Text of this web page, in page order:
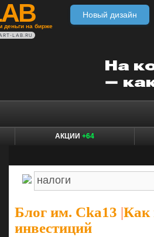
деньги на бирже
Новый дизайн
LAB.RU
АКЦИИ +64
Блог им. Cka13 |Как
инвестиций